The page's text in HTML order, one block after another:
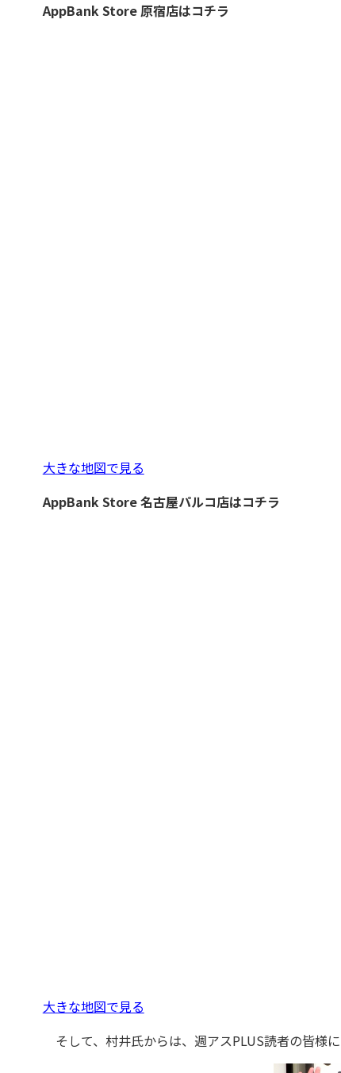
AppBank Store 原宿店はコチラ
大きな地図で見る
AppBank Store 名古屋パルコ店はコチラ
大きな地図で見る
そして、村井氏からは、週アスPLUS読者の皆様に